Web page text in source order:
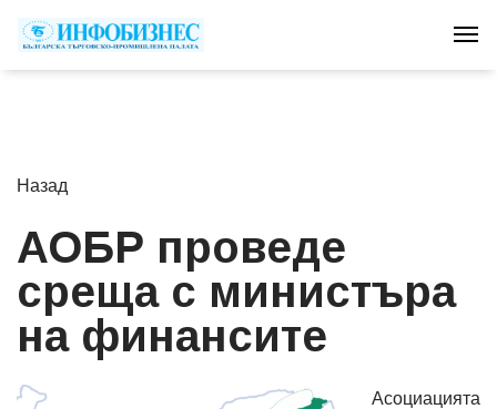
Назад
АОБР проведе
среща с министъра
на финансите
Асоциацията